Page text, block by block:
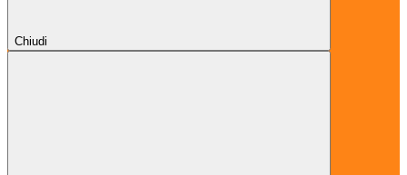
Chiudi